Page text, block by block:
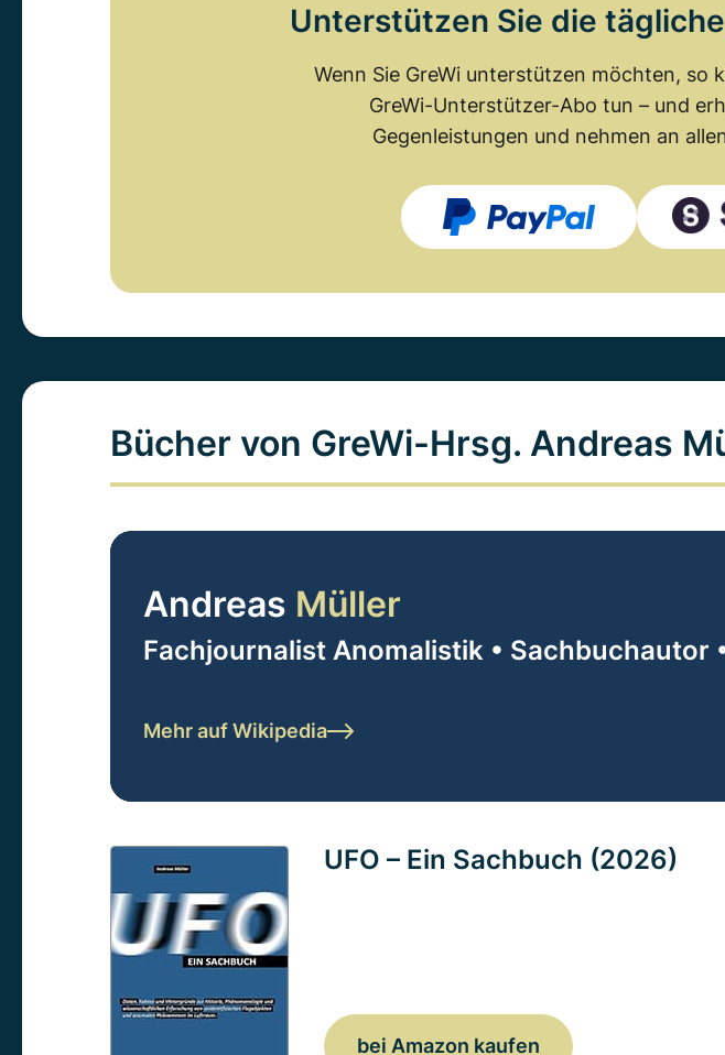
Unterstützen Sie die
Wenn Sie GreWi unterstützen möchten, so
GreWi-Unterstützer-Abo tun – und
Gegenleistungen und nehmen an
Bücher von GreWi-Hrsg. Andreas
Andreas Müller
Fachjournalist Anomalistik • Sachbuchautor
Mehr auf Wikipedia
UFO – Ein Sachbuch (2026)
bei Amazon kaufen